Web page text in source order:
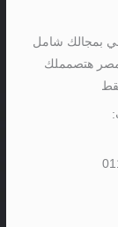
30 ثانية احترافي بمجالك شامل
هتصمملك